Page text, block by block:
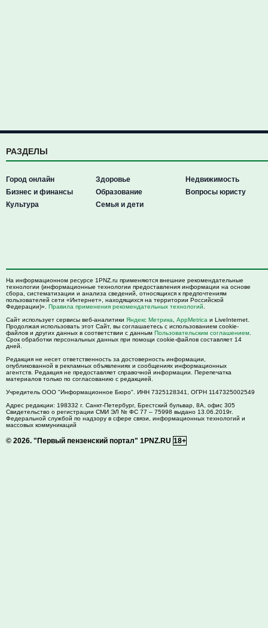
РАЗДЕЛЫ
Город онлайн
Бизнес и финансы
Культура
Здоровье
Образование
Семья и дети
Недвижимость
Вопросы юристу
На информационном ресурсе 1PNZ.ru применяются внешние рекомендательные
технологии (информационные технологии предоставления информации на основе
сбора, систематизации и анализа сведений, относящихся к предпочтениям
пользователей сети «Интернет», находящихся на территории Российской
Федерации)». Правила применения рекомендательных технологий
Сайт использует сервисы веб-аналитики Яндекс Метрика AppMetrica и LiveInternet.
Продолжая использовать этот Сайт, вы соглашаетесь с использованием cookie-
файлов и других данных в соответствии с данным Пользовательским соглашением
Срок обработки персональных данных при помощи cookie-файлов составляет 14
дней.
Редакция не несет ответственность за достоверность информации,
опубликованной в рекламных объявлениях и сообщениях информационных
агентств. Редакция не предоставляет справочной информации. Перепечатка
материалов только по согласованию с редакцией.
Учредитель ООО "Информационное Бюро". ИНН 7325128341, ОГРН 1147325002549
Адрес редакции: 198332 г. Санкт-Петербург, Брестский бульвар, 8А, офис 305
Свидетельство о регистрации СМИ ЭЛ № ФС 77 – 75998 выдано 13.06.2019г.
Федеральной службой по надзору в сфере связи, информационных технологий и
массовых коммуникаций
© 2026. "Первый пензенский портал" 1PNZ.RU 18+